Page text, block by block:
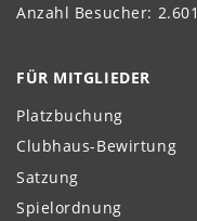
Anzahl Besucher: 2.601
FÜR MITGLIEDER
Platzbuchung
Clubhaus-Bewirtung
Satzung
Spielordnung